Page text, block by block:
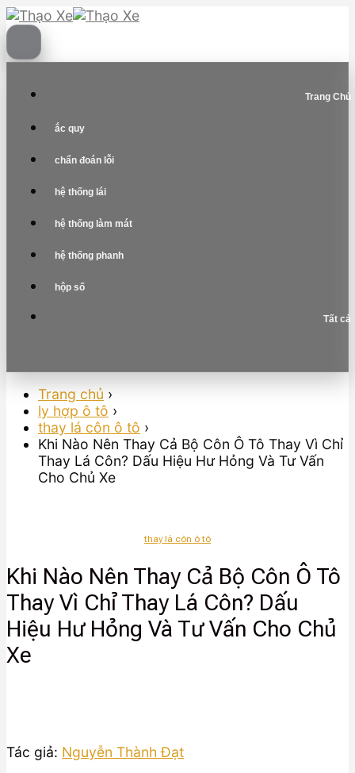
Skip
to
content
Trang Chủ
ắc quy
chẩn đoán lỗi
hệ thống lái
hệ thống làm mát
hệ thống phanh
hộp số
Tất cả
Trang chủ ›
ly hợp ô tô ›
thay lá côn ô tô ›
Khi Nào Nên Thay Cả Bộ Côn Ô Tô Thay Vì Chỉ
Thay Lá Côn? Dấu Hiệu Hư Hỏng Và Tư Vấn
Cho Chủ Xe
thay lá côn ô tô
Khi Nào Nên Thay Cả Bộ Côn Ô Tô
Thay Vì Chỉ Thay Lá Côn? Dấu
Hiệu Hư Hỏng Và Tư Vấn Cho Chủ
Xe
Tác giả: Nguyễn Thành Đạt